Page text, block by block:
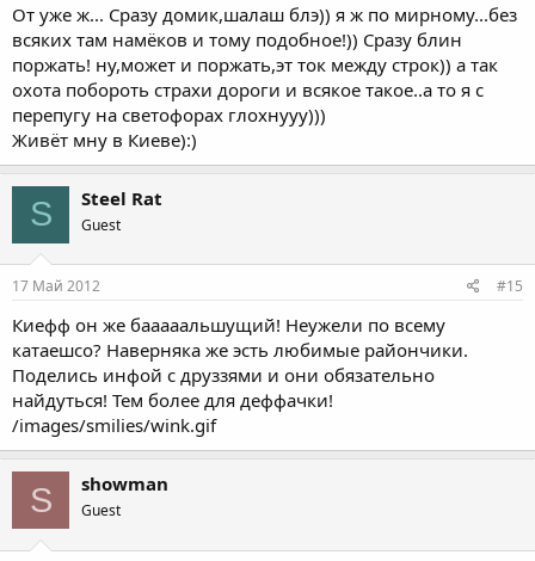
От уже ж... Сразу домик,шалаш блэ)) я ж по мирному...без
всяких там намёков и тому подобное!)) Сразу блин
поржать! ну,может и поржать,эт ток между строк)) а так
охота побороть страхи дороги и всякое такое..а то я с
перепугу на светофорах глохнууу)))
Живёт мну в Киеве):)
S Steel Rat
Guest
17 Май 2012 #15
Киефф он же бааааальшущий! Неужели по всему
катаешсо? Наверняка же эсть любимые райончики.
Поделись инфой с друззями и они обязательно
найдуться! Тем более для деффачки!
/images/smilies/wink.gif
S showman
Guest